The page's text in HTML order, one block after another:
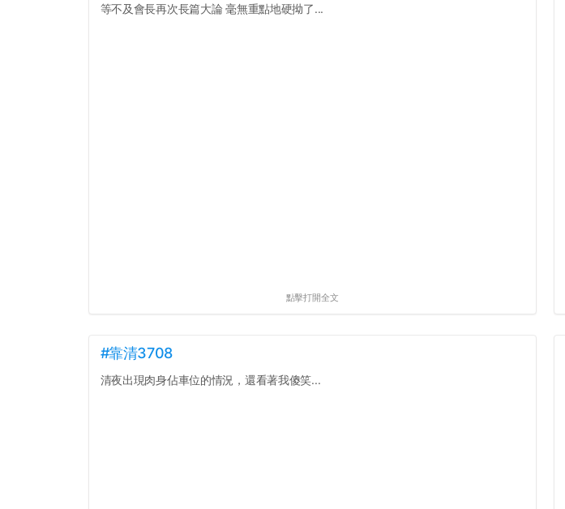
等不及會長再次長篇大論 毫無重點地硬拗了...
點擊打開全文
#靠清3708
清夜出現肉身佔車位的情況，還看著我傻笑...